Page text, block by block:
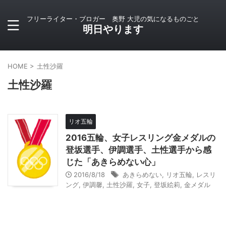
フリーライター・ブロガー 奥野 大児の気になるものごと
明日やります
HOME > 土性沙羅
土性沙羅
リオ五輪
2016五輪、女子レスリング金メダルの
登坂選手、伊調選手、土性選手から感
じた「あきらめない心」
2016/8/18 あきらめない リオ五輪
レスリ
ング 伊調馨 土性沙羅 女子 登坂絵莉 金メダル